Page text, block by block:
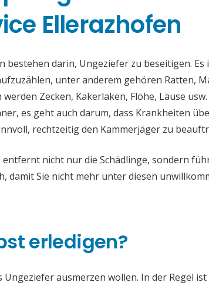
Ellerazhofen
darin, Ungeziefer zu beseitigen. Es
unter anderem gehören Ratten,
Zecken, Kakerlaken, Flöhe, Läuse
es geht auch darum, dass Krankheiten
rechtzeitig den Kammerjäger zu
nicht nur die Schädlinge, sondern
damit Sie nicht mehr unter diesen
erledigen?
ausmerzen wollen. In der Regel ist